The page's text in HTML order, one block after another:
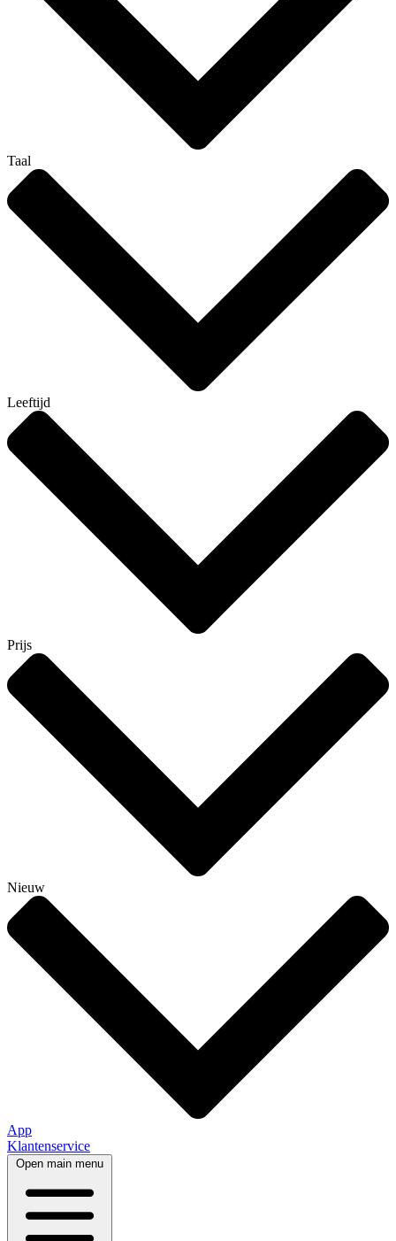
Taal
Leeftijd
Prijs
Nieuw
App
Klantenservice
Open main menu